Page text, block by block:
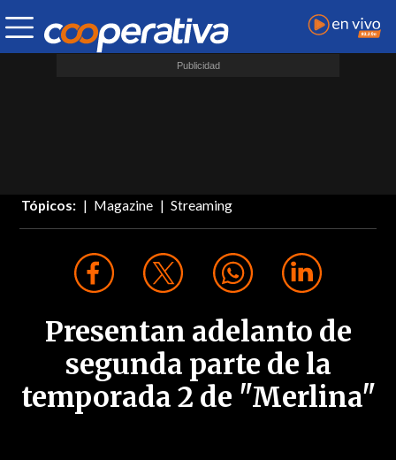
Tópicos: Magazine Streaming
Presentan adelanto de
segunda parte de la
temporada 2 de "Merlina"